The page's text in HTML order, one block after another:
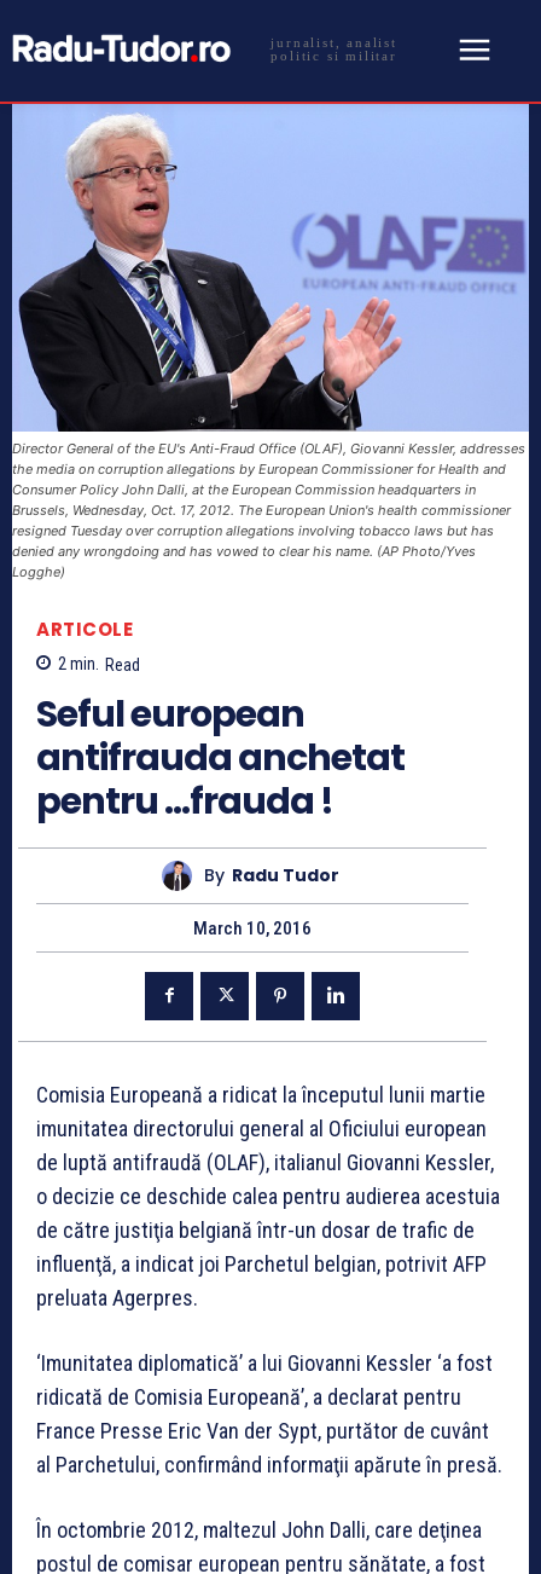
jurnalist, analist
politic si militar
Director General of the EU's Anti-Fraud Office (OLAF), Giovanni Kessler, addresses
the media on corruption allegations by European Commissioner for Health and
Consumer Policy John Dalli, at the European Commission headquarters in
Brussels, Wednesday, Oct. 17, 2012. The European Union's health commissioner
resigned Tuesday over corruption allegations involving tobacco laws but has
denied any wrongdoing and has vowed to clear his name. (AP Photo/Yves
Logghe)
ARTICOLE
2min. Read
Seful european
antifrauda anchetat
pentru …frauda !
By Radu Tudor
March 10, 2016
Comisia Europeană a ridicat la începutul lunii martie
imunitatea directorului general al Oficiului european
de luptă antifraudă (OLAF), italianul Giovanni Kessler,
o decizie ce deschide calea pentru audierea acestuia
de către justiţia belgiană într-un dosar de trafic de
influenţă, a indicat joi Parchetul belgian, potrivit AFP
preluata Agerpres.
‘Imunitatea diplomatică’ a lui Giovanni Kessler ‘a fost
ridicată de Comisia Europeană’, a declarat pentru
France Presse Eric Van der Sypt, purtător de cuvânt
al Parchetului, confirmând informaţii apărute în presă.
În octombrie 2012, maltezul John Dalli, care deţinea
postul de comisar european pentru sănătate, a fost